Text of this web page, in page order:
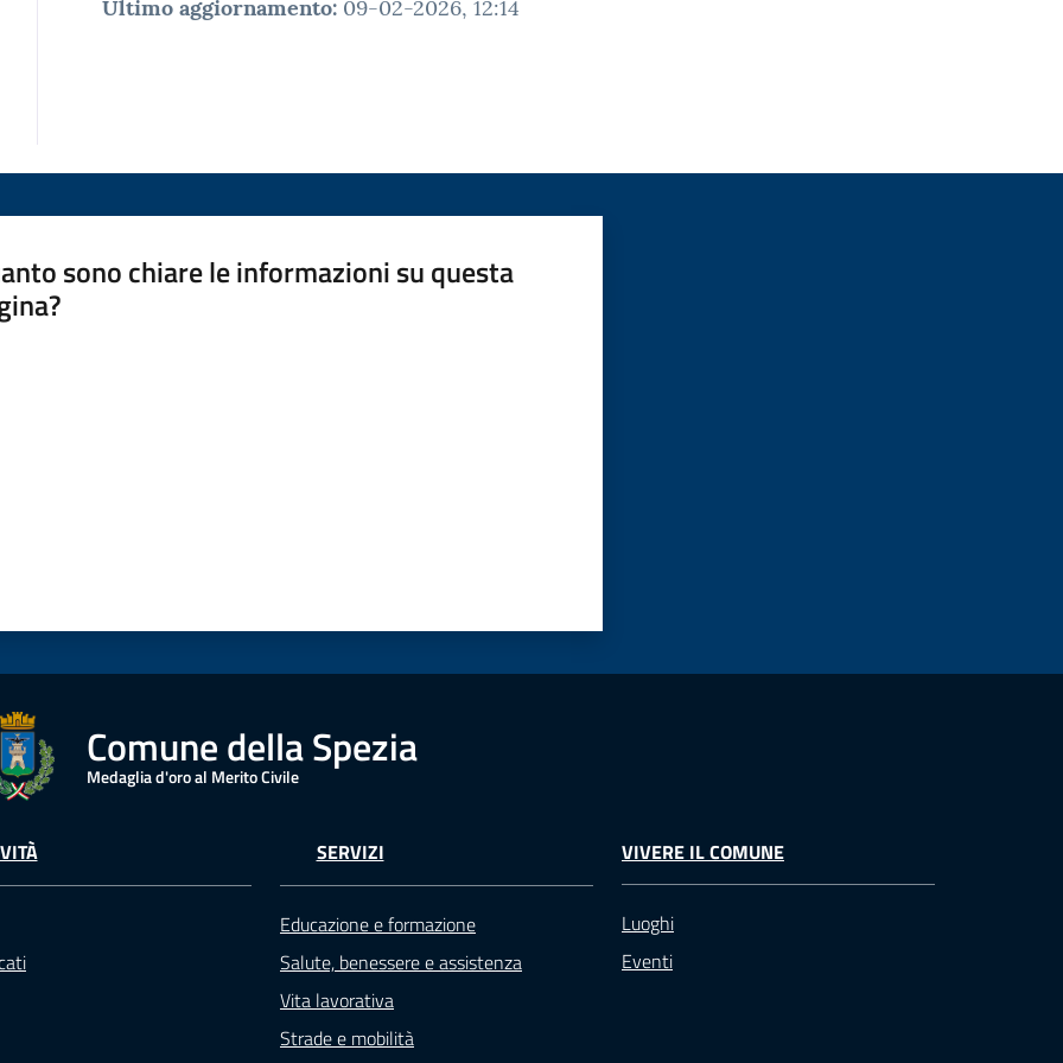
Ultimo aggiornamento: 09-02-2026, 12:14
sono chiare le informazioni su questa
Comune della Spezia
Medaglia d'oro al Merito Civile
SERVIZI
Educazione e formazione
Salute, benessere e assistenza
Vita lavorativa
Strade e mobilità
VIVERE IL COMUNE
Luoghi
Eventi